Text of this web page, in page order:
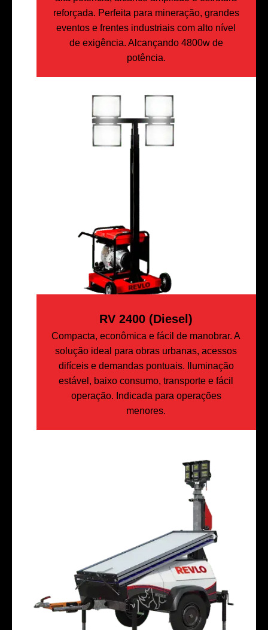
reforçada. Perfeita para mineração, grandes
eventos e frentes industriais com alto nível
de exigência. Alcançando 4800w de
potência.
RV 2400 (Diesel)
Compacta, econômica e fácil de manobrar. A
solução ideal para obras urbanas, acessos
difíceis e demandas pontuais. Iluminação
estável, baixo consumo, transporte e fácil
operação. Indicada para operações
menores.